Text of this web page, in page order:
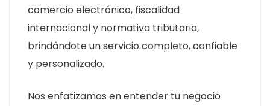
comercio electrónico, fiscalidad
internacional y normativa tributaria,
brindándote un servicio completo, confiable
y personalizado.
Nos enfatizamos en entender tu negocio